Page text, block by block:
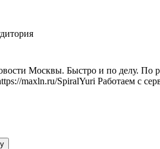
Москвы. Быстро и по делу. По
maxln.ru/SpiralYuri Работаем с